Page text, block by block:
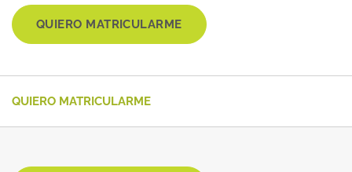
QUIERO MATRICULARME
QUIERO MATRICULARME